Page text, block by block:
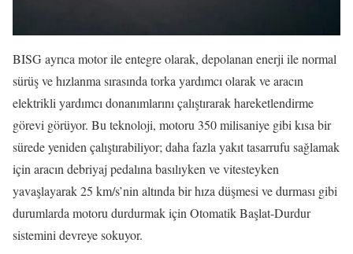
BISG ayrıca motor ile entegre olarak, depolanan enerji ile normal
sürüş ve hızlanma sırasında torka yardımcı olarak ve aracın
elektrikli yardımcı donanımlarını çalıştırarak hareketlendirme
görevi görüyor. Bu teknoloji, motoru 350 milisaniye gibi kısa bir
sürede yeniden çalıştırabiliyor; daha fazla yakıt tasarrufu sağlamak
için aracın debriyaj pedalına basılıyken ve vitesteyken
yavaşlayarak 25 km/s’nin altında bir hıza düşmesi ve durması gibi
durumlarda motoru durdurmak için Otomatik Başlat-Durdur
sistemini devreye sokuyor.